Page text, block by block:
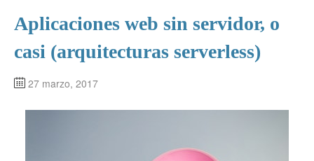
Aplicaciones web sin servidor, o
casi (arquitecturas serverless)
27 marzo, 2017